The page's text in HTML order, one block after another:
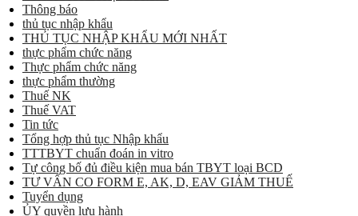
Thông báo
thủ tục nhập khẩu
THỦ TỤC NHẬP KHẨU MỚI NHẤT
thực phẩm chức năng
Thực phẩm chức năng
thực phẩm thường
Thuế NK
Thuế VAT
Tin tức
Tổng hợp thủ tục Nhập khẩu
TTTBYT chuẩn đoán in vitro
Tự công bố đủ điều kiện mua bán TBYT loại BCD
TƯ VẤN CO FORM E, AK, D, EAV GIẢM THUẾ
Tuyển dụng
ỦY quyền lưu hành